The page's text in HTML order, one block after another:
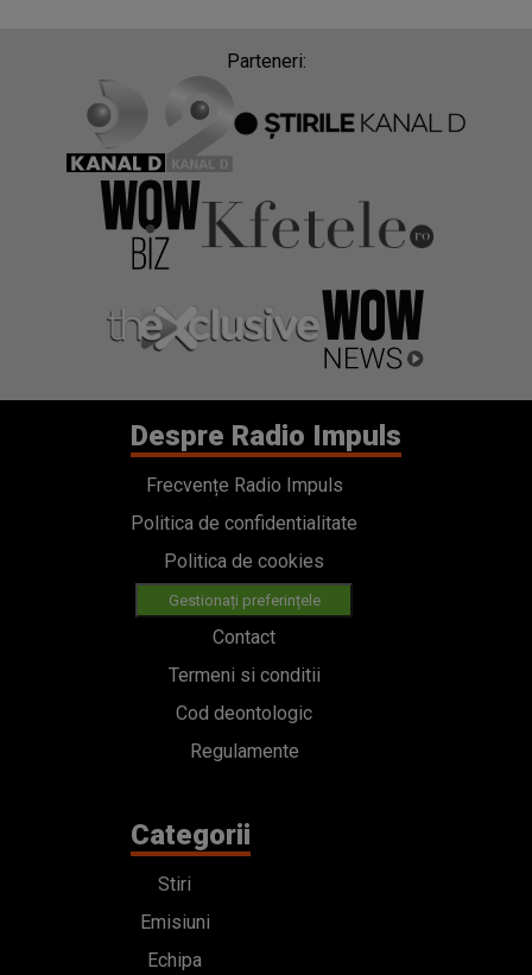
Parteneri:
Despre Radio Impuls
Frecvențe Radio Impuls
Politica de confidentialitate
Politica de cookies
Gestionați preferințele
Contact
Termeni si conditii
Cod deontologic
Regulamente
Categorii
Stiri
Emisiuni
Echipa